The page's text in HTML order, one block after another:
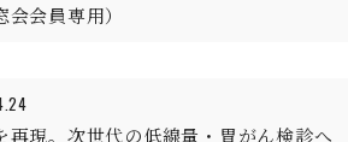
会員専用）
再現。次世代の低線量・胃がん検診へ